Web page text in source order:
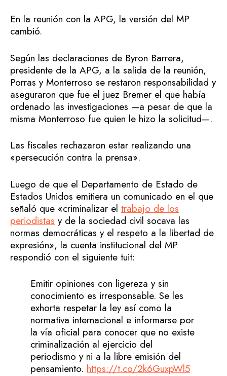
En la reunión con la APG, la versión del MP
cambió.
Según las declaraciones de Byron Barrera,
presidente de la APG, a la salida de la reunión,
Porras y Monterroso se restaron responsabilidad y
aseguraron que fue el juez Bremer el que había
ordenado las investigaciones —a pesar de que la
misma Monterroso fue quien le hizo la solicitud—.
Las fiscales rechazaron estar realizando una
«persecución contra la prensa».
Luego de que el Departamento de Estado de
Estados Unidos emitiera un comunicado en el que
señaló que «criminalizar el trabajo de los
periodistas y de la sociedad civil socava las
normas democráticas y el respeto a la libertad de
expresión», la cuenta institucional del MP
respondió con el siguiente tuit:
Emitir opiniones con ligereza y sin
conocimiento es irresponsable. Se les
exhorta respetar la ley así como la
normativa internacional e informarse por
la vía oficial para conocer que no existe
criminalización al ejercicio del
periodismo y ni a la libre emisión del
pensamiento. https://t.co/2k6GuxpWl5